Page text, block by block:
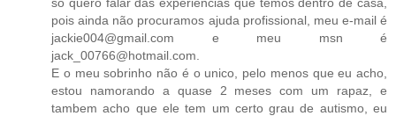
pois ainda não procuramos ajuda profissional, meu e-mail é
jackie004@gmail.com e meu msn é
jack_00766@hotmail.com.
E o meu sobrinho não é o unico, pelo menos que eu acho,
estou namorando a quase 2 meses com um rapaz, e
tambem acho que ele tem um certo grau de autismo, eu